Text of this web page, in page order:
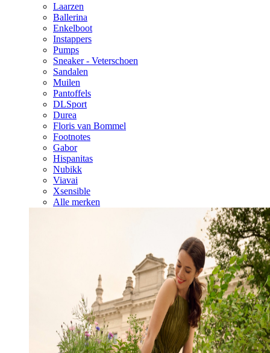
Laarzen
Ballerina
Enkelboot
Instappers
Pumps
Sneaker - Veterschoen
Sandalen
Muilen
Pantoffels
DLSport
Durea
Floris van Bommel
Footnotes
Gabor
Hispanitas
Nubikk
Viavai
Xsensible
Alle merken